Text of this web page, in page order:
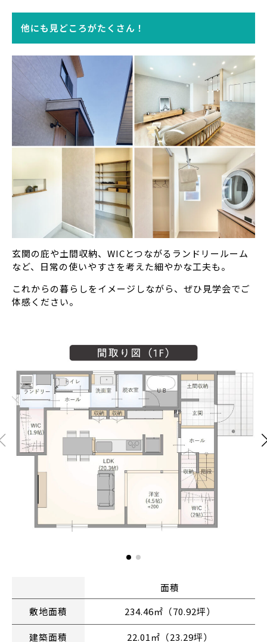
他にも見どころがたくさん！
玄関の庇や土間収納、WICとつながるランドリールーム
など、日常の使いやすさを考えた細やかな工夫も。
これからの暮らしをイメージしながら、ぜひ見学会でご
体感ください。
面積
敷地面積
234.46㎡（70.92坪）
建築面積 22.01㎡（23.29坪）